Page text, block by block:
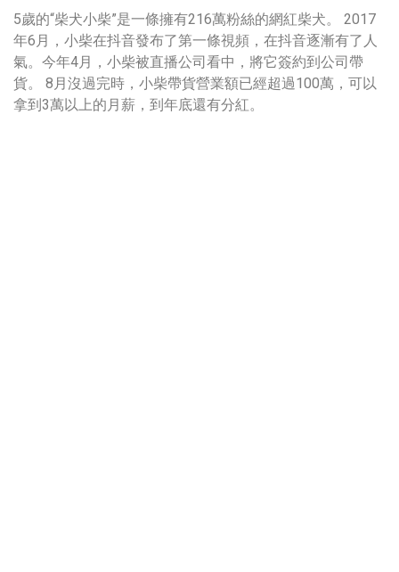
5歲的“柴犬小柴”是一條擁有216萬粉絲的網紅柴犬。 2017
年6月，小柴在抖音發布了第一條視頻，在抖音逐漸有了人
氣。今年4月，小柴被直播公司看中，將它簽約到公司帶
貨。 8月沒過完時，小柴帶貨營業額已經超過100萬，可以
拿到3萬以上的月薪，到年底還有分紅。